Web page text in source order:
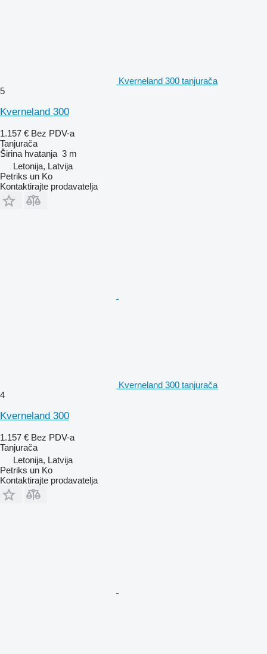
Kverneland 300 tanjurača
5
Kverneland 300
1.157 € Bez PDV-a
Tanjurača
Širina hvatanja 3 m
Letonija, Latvija
Petriks un Ko
Kontaktirajte prodavatelja
Kverneland 300 tanjurača
4
Kverneland 300
1.157 € Bez PDV-a
Tanjurača
Letonija, Latvija
Petriks un Ko
Kontaktirajte prodavatelja